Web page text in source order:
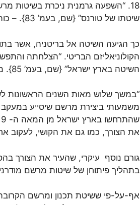
18. “השפעה גרמנית ניכרת בשיטות
שיטתו של טורנס” {שם, בעמ’ 83}.
–
כך הגיעה השיטה אל בריטניה, אשר
הקולוניאליזם הבריטי. “הצלחתה
השיטה בארץ ישראל” {שם, בעמ’ 85}.
“במשך שלוש מאות השנים הראשונות
משמעותי ביצירת מרשם שיסייע במעקב
את הצורך, כמו גם את הקושי, לעקוב
בתהליך פיתוחן של שיטות מרשם
אף-על-פי ששיטת תכנון ומרשם